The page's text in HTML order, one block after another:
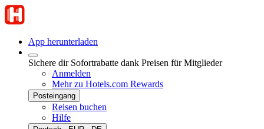
App herunterladen
Sichere dir Sofortrabatte dank Preisen für Mitglieder
Anmelden
Mehr zu Hotels.com Rewards
Posteingang
Reisen buchen
Hilfe